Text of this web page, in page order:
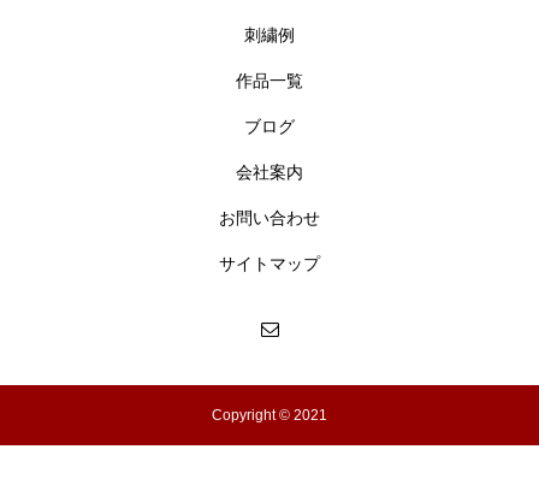
刺繍例
作品一覧
ブログ
会社案内
お問い合わせ
サイトマップ
Copyright © 2021